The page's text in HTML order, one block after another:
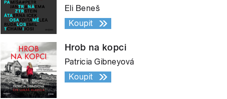
Eli Beneš
Koupit
Hrob na kopci
Patricia Gibneyová
Koupit